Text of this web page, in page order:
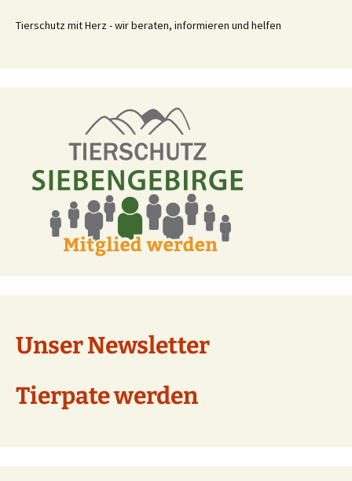
Tierschutz mit Herz - wir beraten, informieren und helfen
Unser Newsletter
Tierpate werden